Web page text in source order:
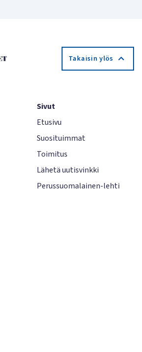
Takaisin ylös
Sivut
Etusivu
Suosituimmat
Toimitus
Lähetä uutisvinkki
Perussuomalainen-lehti